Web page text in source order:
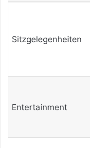
Sitzgelegenheiten
Entertainment